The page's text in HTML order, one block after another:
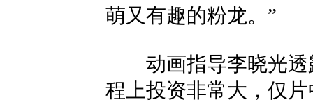
萌又有趣的粉龙。”
动画指导李晓光透
程上投资非常大，仅